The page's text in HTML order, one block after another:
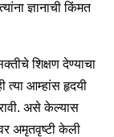
ज्ञानाची किंमत
शिक्षण देण्याचा
त्या आम्हांस हृदयी
असे केल्यास
अमृतवृष्टी केली